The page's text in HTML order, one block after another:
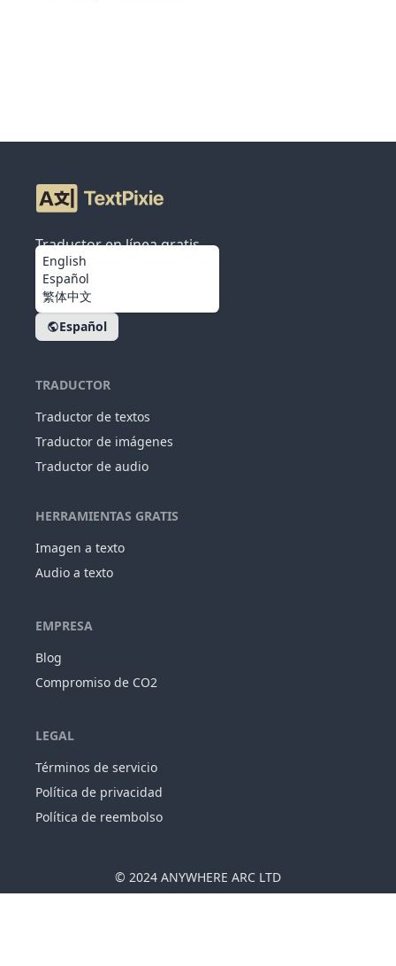
Traductor en línea gratis
Español
English
Español
繁体中文
TRADUCTOR
Traductor de textos
Traductor de imágenes
Traductor de audio
HERRAMIENTAS GRATIS
Imagen a texto
Audio a texto
EMPRESA
Blog
Compromiso de CO2
LEGAL
Términos de servicio
Política de privacidad
Política de reembolso
© 2024 ANYWHERE ARC LTD